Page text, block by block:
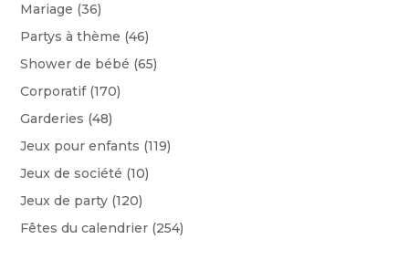
Mariage (36)
Partys à thème (46)
Shower de bébé (65)
Corporatif (170)
Garderies (48)
Jeux pour enfants (119)
Jeux de société (10)
Jeux de party (120)
Fêtes du calendrier (254)